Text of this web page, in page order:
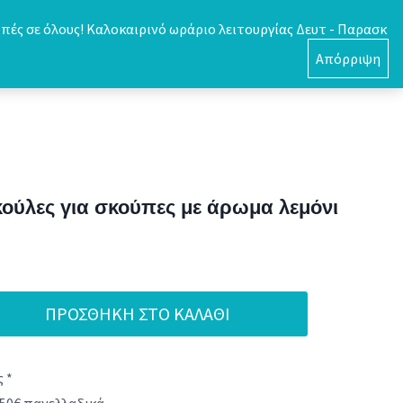
σε όλους! Καλοκαιρινό ωράριο λειτουργίας Δευτ - Παρασκ
Απόρριψη
0
για σκούπες με άρωμα λεμόνι
ΠΡΟΣΘΉΚΗ ΣΤΟ ΚΑΛΆΘΙ
*